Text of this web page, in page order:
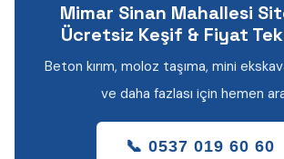
Mimar Sinan Mahallesi
Ücretsiz Keşif & Fiyat
Beton kırım, moloz taşıma, mini
ve daha fazlası için hemen
📞 0537 019 60 60